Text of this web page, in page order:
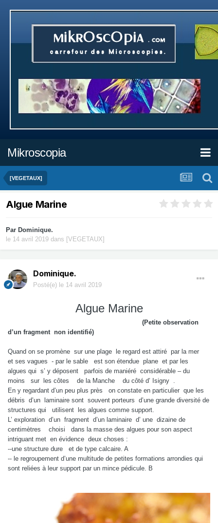
Mikroscopia
[VEGETAUX]
Algue Marine
Par Dominique.
le 14 avril 2019 dans [VEGETAUX]
Dominique.
Posté(e) le 14 avril 2019
Algue Marine
(Petite observation
d’un fragment non identifié)
Quand on se promène sur une plage le regard est attiré par la mer
et ses vagues - par le sable est son étendue plane et par les
algues qui s’ y déposent parfois de maniéré considérable – du
moins sur les côtes de la Manche du côté d’ Isigny .
En y regardant d’un peu plus près on constate en particulier que les
débris d’un laminaire sont souvent porteurs d’une grande diversité de
structures qui utilisent les algues comme support.
L’ exploration d’un fragment d’un laminaire d’ une dizaine de
centimètres choisi dans la masse des algues pour son aspect
intriguant met en évidence deux choses :
--une structure dure et de type calcaire. A
-- le regroupement d’une multitude de petites formations arrondies qui
sont reliées à leur support par un mince pédicule. B